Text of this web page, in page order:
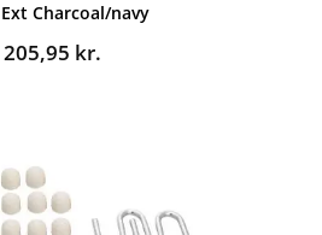
Charcoal/navy
205,95 kr.